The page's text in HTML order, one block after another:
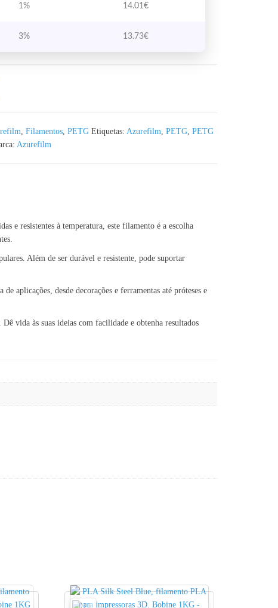
1% 14.01€
3% 13.73€
, Filamentos, PETG Etiquetas: Azurefilm, PETG, PETG
Azurefilm
e resistentes à temperatura, este filamento é a escolha
Além de ser durável e resistente, pode suportar
aplicações, desde decorações e ferramentas até próteses e
vida às suas ideias com facilidade e obtenha resultados